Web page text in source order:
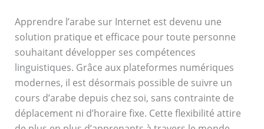
Apprendre l’arabe sur Internet est devenu une
solution pratique et efficace pour toute personne
souhaitant développer ses compétences
linguistiques. Grâce aux plateformes numériques
modernes, il est désormais possible de suivre un
cours d’arabe depuis chez soi, sans contrainte de
déplacement ni d’horaire fixe. Cette flexibilité attire